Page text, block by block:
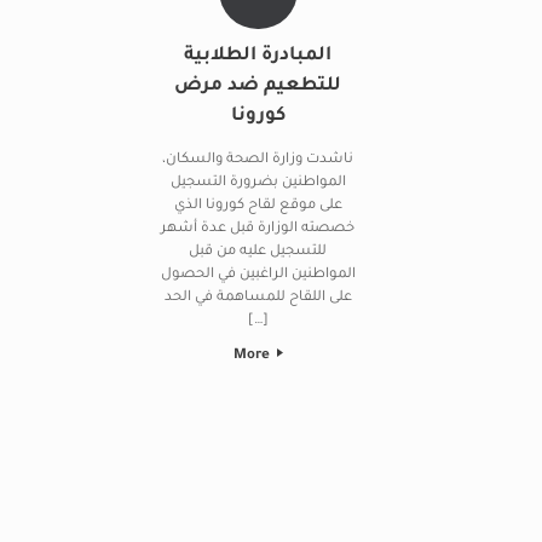
المبادرة الطلابية
للتطعيم ضد مرض
كورونا
ناشدت وزارة الصحة والسكان،
المواطنين بضرورة التسجيل
على موقع لقاح كورونا الذي
خصصته الوزارة قبل عدة أشهر
للتسجيل عليه من قبل
المواطنين الراغبين في الحصول
على اللقاح للمساهمة في الحد
[…]
More